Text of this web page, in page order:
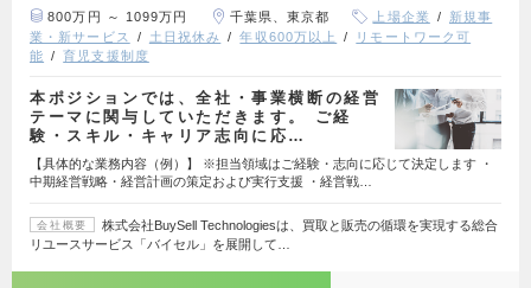
800万円 ～ 1099万円 千葉県、東京都 上場企業
新規事
業・新サービス
土日祝休み 年収600万以上
リモートワーク可
能
育児支援制度
本ポジションでは、全社・事業横断の経営
テーマに関与していただきます。 ご経
験・スキル・キャリア志向に応…
【具体的な業務内容（例）】 ※担当領域はご経験・志向に応じて決定します ・
中期経営戦略・経営計画の策定および実行支援 ・経営戦…
会社概要
株式会社BuySell Technologiesは、買取と販売の循環を実現する総合
リユースサービス「バイセル」を展開して…